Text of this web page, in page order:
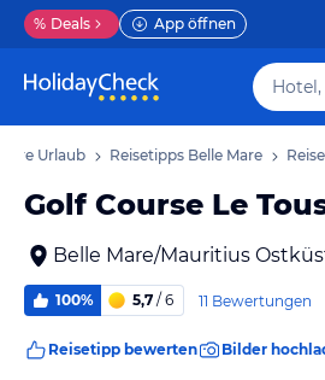
% Deals App öffnen
Urlaub Reisetipps Belle Mare
Golf Course Le
Belle Mare/Mauritius
100% 5,7 / 6 11 Bewertungen
Reisetipp bewerten Bilder